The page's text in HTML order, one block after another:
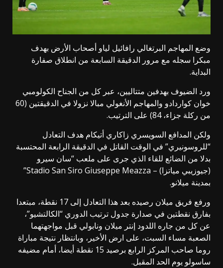
وضع المهاجم البرتغالي رافائيل لياو أصحاب الأرض بهدف
مبكرا سجله مع مرور الدقيقة السابعة من انطلاق صفارة
البداية.
ورد الضيوف بهدفين متتاليين، عبر كل من الجناح الكولومبي
خوان كواردادو والمهاجم الأنغولي مبالا نزولا في الدقيقتين (60
من ركلة جزاء، 84) على الترتيب.
ولكن المدافع السويسري زاكاري أتيكام هدف التعادل
“للروسونيري” في الوقت القاتل في الدقيقة الرابعة المحتسبة
بدلا من الضائع للقاء الذي جرى على ملعب “سان سيرو
(جيوزيبي مياتزا) – Stadio San Siro Giuseppe Meazza”
بمدينة ميلانو.
ورفع فريق ميلان رصيده بعد هذا التعادل إلى 17 نقطة، مبتعدا
بفارق نقطتين في صدارة جدول ترتيب الدوري “الكالتشيو”،
عن كل من جاره اللدود إنتر ميلان ونابولي قبل مواجهتهما
الصعبة مساء السبت، على ارض الأخير، وبانتظار نتيجة مباراة
روما صاحب المركز الرابع برصيد 15 نقطة أيضا، أمام مضيفه
ساسولو يوم الحد المقبل.